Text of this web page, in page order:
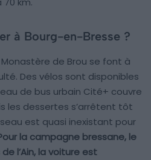
à Bourg-en-Bresse ?
de Brou se font à
Des vélos sont disponibles
de bus urbain Cité+ couvre
les dessertes s’arrêtent tôt
est quasi inexistant pour
la campagne bressane, le
l’Ain, la voiture est